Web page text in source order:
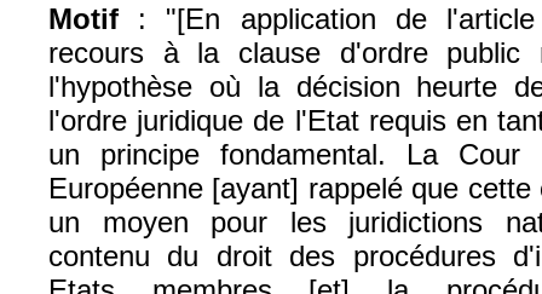
Motif : "[En application de
recours à la clause d'ordre public
l'hypothèse où la décision heurte
l'ordre juridique de l'Etat requis en
un principe fondamental. La
Européenne [ayant] rappelé que
un moyen pour les juridictions
contenu du droit des procédures